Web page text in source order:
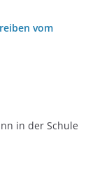
vom
in der Schule